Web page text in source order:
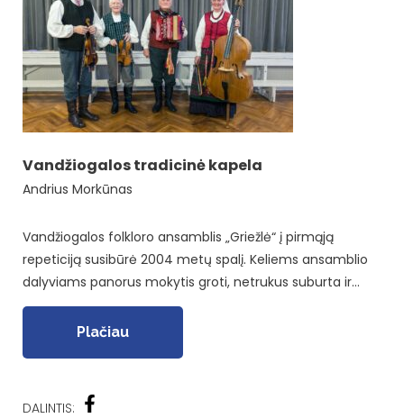
Vandžiogalos tradicinė kapela
Andrius Morkūnas
Vandžiogalos folkloro ansamblis „Griežlė“ į pirmąją
repeticiją susibūrė 2004 metų spalį. Keliems ansamblio
dalyviams panorus mokytis groti, netrukus suburta ir…
Plačiau
DALINTIS: